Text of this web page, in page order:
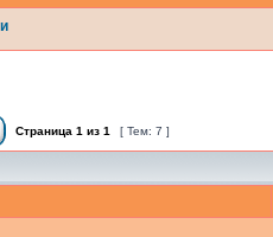
Страница 1 из 1 [ Тем: 7 ]